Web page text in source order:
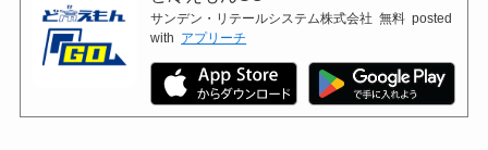
サンデン・リテールシステム株式会社 無料 posted
with アプリーチ